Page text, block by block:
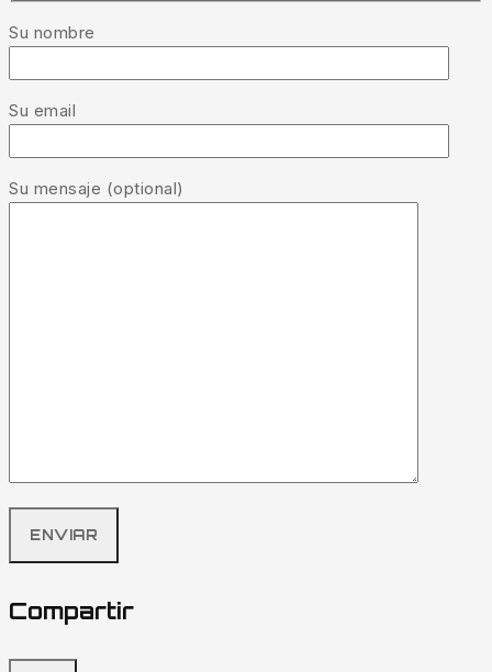
Su nombre
Su email
Su mensaje (optional)
Compartir